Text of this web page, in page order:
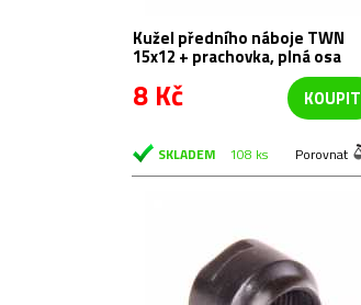
Kužel předního náboje TWN
15x12 + prachovka, plná osa
8 Kč KOUPIT
SKLADEM 108 ks Porovnat